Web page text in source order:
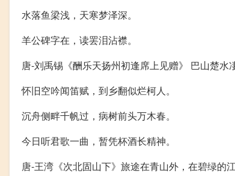
水落鱼梁浅，天寒梦泽深。
羊公碑字在，读罢泪沾襟。
唐-刘禹锡《酬乐天扬州初逢席上见赠》 巴山楚水
怀旧空吟闻笛赋，到乡翻似烂柯人。
沉舟侧畔千帆过，病树前头万木春。
今日听君歌一曲，暂凭杯酒长精神。
唐-王湾《次北固山下》旅途在青山外，在碧绿的江